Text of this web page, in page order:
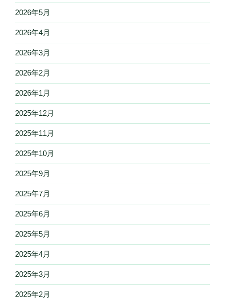
2026年5月
2026年4月
2026年3月
2026年2月
2026年1月
2025年12月
2025年11月
2025年10月
2025年9月
2025年7月
2025年6月
2025年5月
2025年4月
2025年3月
2025年2月